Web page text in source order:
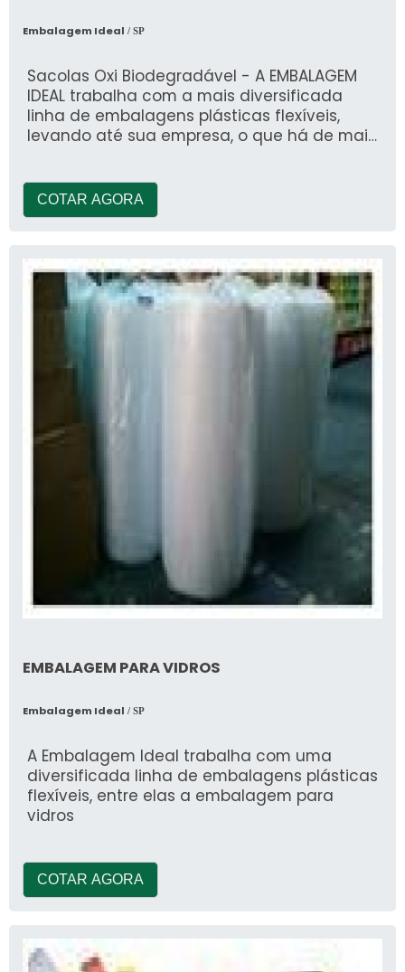
Embalagem Ideal / SP
Sacolas Oxi Biodegradável - A EMBALAGEM
IDEAL trabalha com a mais diversificada
linha de embalagens plásticas flexíveis,
levando até sua empresa, o que há de mais
COTAR AGORA
EMBALAGEM PARA VIDROS
Embalagem Ideal / SP
A Embalagem Ideal trabalha com uma
diversificada linha de embalagens plásticas
flexíveis, entre elas a embalagem para
vidros
COTAR AGORA